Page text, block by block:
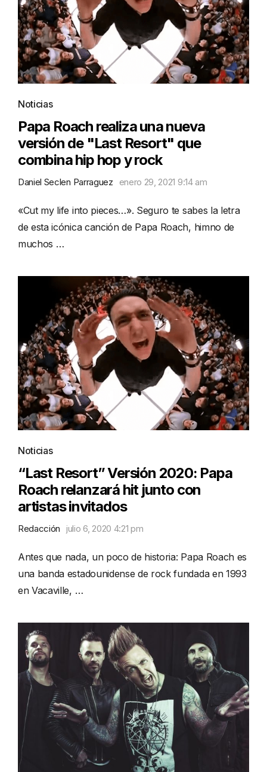
Noticias
Papa Roach realiza una nueva
versión de "Last Resort" que
combina hip hop y rock
Daniel Seclen Parraguez enero 29, 2021 9:14 am
«Cut my life into pieces…». Seguro te sabes la letra
de esta icónica canción de Papa Roach, himno de
muchos …
Noticias
“Last Resort” Versión 2020: Papa
Roach relanzará hit junto con
artistas invitados
Redacción julio 6, 2020 4:21 pm
Antes que nada, un poco de historia: Papa Roach es
una banda estadounidense de rock fundada en 1993
en Vacaville, …